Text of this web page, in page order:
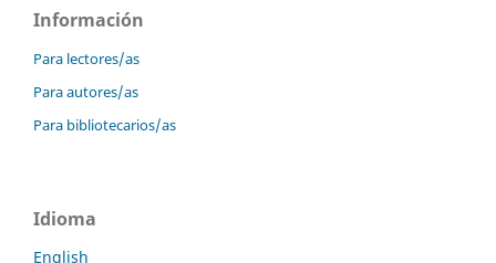
Información
Para lectores/as
Para autores/as
Para bibliotecarios/as
Idioma
English